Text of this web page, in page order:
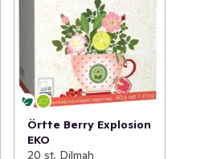
Örtte Berry Explosion
EKO
20 st, Dilmah